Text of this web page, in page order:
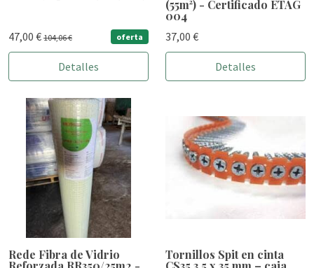
47,00 € 104,06 € oferta
Detalles
(55m²) - Certificado ETAG
004
37,00 €
Detalles
Rede Fibra de Vidrio Tornillos Spit en cinta